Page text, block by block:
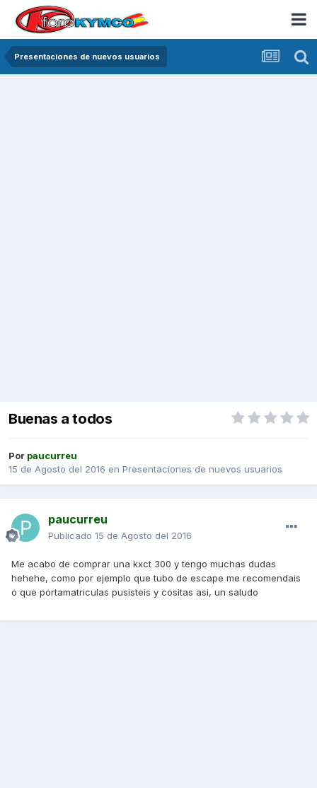
Presentaciones de nuevos usuarios
Buenas a todos
Por paucurreu
15 de Agosto del 2016 en Presentaciones de nuevos usuarios
paucurreu
Publicado 15 de Agosto del 2016
Me acabo de comprar una kxct 300 y tengo muchas dudas
hehehe, como por ejemplo que tubo de escape me recomendais
o que portamatriculas pusisteis y cositas asi, un saludo